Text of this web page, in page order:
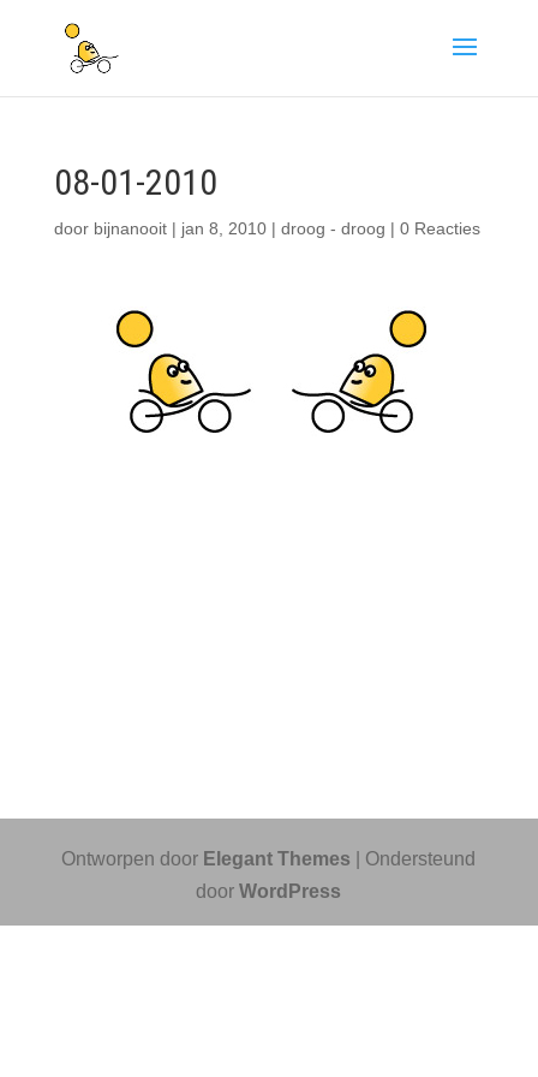
08-01-2010
door bijnanooit| jan 8, 2010| droog - droog | 0 Reacties
Ontworpen door Elegant Themes | Ondersteund
doorWordPress